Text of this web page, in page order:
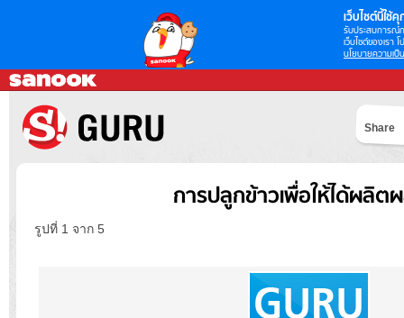
เว็บไซต์นี้ใช้คุ
รับประสบการณ์
เว็บไซต์ของเรา
นโยบายความเป็
Share
การปลูกข้าวเพื่อให้ได้ผลิต
รูปที่ 1 จาก 5